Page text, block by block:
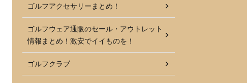
ゴルフアクセサリーまとめ！
ゴルフウェア通販のセール・アウトレット
情報まとめ！激安でイイものを！
ゴルフクラブ